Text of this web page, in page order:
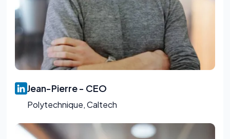
Jean-Pierre - CEO
Polytechnique, Caltech